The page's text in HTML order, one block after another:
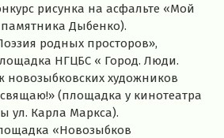
рисунка на асфальте «Мой
Дыбенко).
родных просторов»,
НГЦБС « Город. Люди.
новозыбковских художников
(площадка у кинотеатра
ул. Карла Маркса).
«Новозыбков